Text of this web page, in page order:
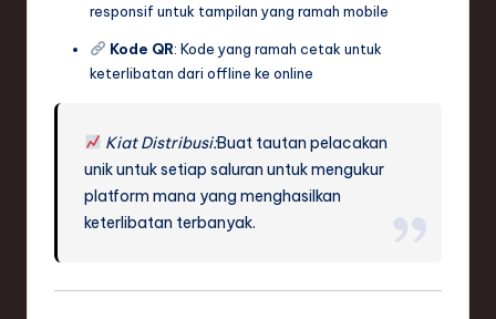
responsif untuk tampilan yang ramah mobile
Kode QR: Kode yang ramah cetak untuk
keterlibatan dari offline ke online
Kiat Distribusi:Buat tautan pelacakan
unik untuk setiap saluran untuk mengukur
platform mana yang menghasilkan
keterlibatan terbanyak.